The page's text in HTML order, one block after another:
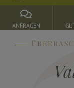
ANFRAGEN
Tischreservierung
Traumhafte
Hochzeiten